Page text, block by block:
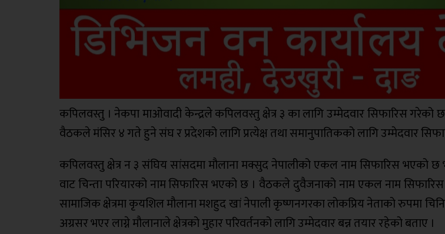
कपिलवस्तु । नेकपा माओवादी केन्द्रले कपिलवस्तु क्षेत्र ३ का लागि उम्मेदवार सिफारिस गरेको छ
वैठकले मंसिर ४ गते हुने संघ र प्रदेशको लागि प्रत्येक्ष तथा समानुपातिकको लागि उम्मेदवार
कपिलवस्तु क्षेत्र न ३ संघिय सांसदमा मौलाना मक्सुद नेपालीको एकल नाम सिफारिस भएको
वाट चिन्ता परियारको नाम सिफारिस भएको छ । वैठकले दुवैजनाको नाम एकल नाम
सामाजिक क्षेत्रमा कृयशिल मौलाना मशहुद खां नेपाली कृष्णनगरका लोकप्रिय नेताको रुपमा
अग्रसर भएर लाग्ने मौलानाले क्षेत्रको मुहार परिवर्तनको लागि उम्मेदवार बन्न तयार रहेको बताए ।